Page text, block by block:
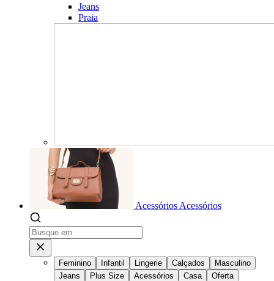
Jeans
Praia
Acessórios Acessórios
Feminino Infantil Lingerie Calçados
Masculino
Jeans
Plus Size Acessórios Casa Oferta